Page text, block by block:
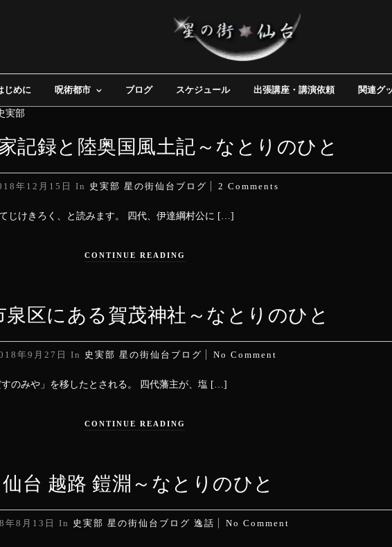
じめに 呪術都市 ブログ スケジュール 出張講座・講演依頼 関連グ
実部
記録と陸奥国風土記～なとりのひと
年12月15日 In 史実部 星の街仙台ブログ 2 Comments
じけきろく、と読みます。 四代、伊達綱村公に […]
CONTINUE READING
泉区にある賀茂神社～なとりのひと
年9月27日In 史実部 星の街仙台ブログ No Comment
のみや」を移したとされる。 四代藩主が、塩 […]
CONTINUE READING
仙台 越路 鎧淵～なとりのひと
年8月13日 In 史実部 星の街仙台ブログ 逸話 No Comment